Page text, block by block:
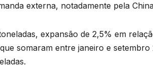
externa, notadamente pela
expansão de 2,5% em
somaram entre janeiro e setembro